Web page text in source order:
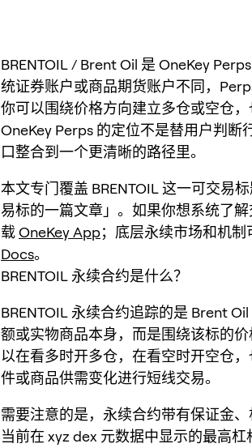
BRENTOIL / Brent Oil 是 OneKey
统证券账户或商品期货账户不同，
你可以围绕价格方向建立多仓或空仓
OneKey Perps 的定位不是替用户判
口整合到一个更清晰的路径里。
本文专门覆盖 BRENTOIL 这一可交易
易标的一篇文章」。如果你想系统了
载OneKey App；底层永续市场和机制
Docs。
BRENTOIL 永续合约是什么？
BRENTOIL 永续合约追踪的是 Brent
额或实物商品本身，而是围绕该标的
以在看多时开多仓，在看空时开空仓
件或商品供需变化进行短线交易。
需要注意的是，永续合约带有保证金
当前在 xyz dex 元数据中显示的最高